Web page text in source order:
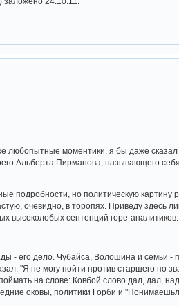
любопытные моментики, я бы даже
Альберта Пирманова, называющего
подробности, но политическую
очевидно, в торопях. Приведу здесь
высоколобых сентенций горе-аналитиков.
- его дело. Чубайса, Волошина и семьи
"Я не могу пойти против старшего
на слове: Ковбой слово дал, дал,
оковы, политики Горби и